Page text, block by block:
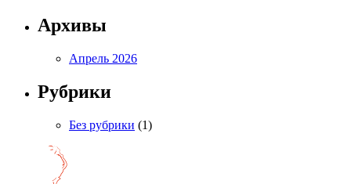
Архивы
Апрель 2026
Рубрики
Без рубрики (1)